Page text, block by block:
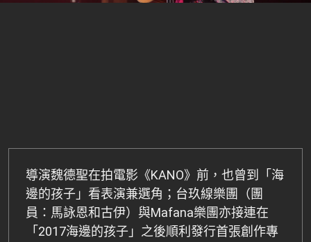
導演魏德聖在拍電影《KANO》前，也曾到「海
邊的孩子」看表演兼選角；台玖線樂團（團
員：馬詠恩和古伊）與Mafana樂團亦接連在
「2017海邊的孩子」之後順利發行首張創作專